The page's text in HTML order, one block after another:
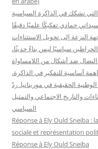
تشكك في الذاكرة السياسية
حمادي تفكيكًا علميًا دقيقًا
النزعة إلى تحويل الاستثناءات
سياسيًا ليس بناءً حديثًا،
ضد أشكال من اللامساواة
أساسية للتفكير في الذاكرة،
الحقيقية في موريتانيا. ردّ
والتاريخ الاجتماعي والتمثيل
السياسي
Réponse à Ely Ould Sneiba
sociale et représentation
Réponse à Ely Ould Sneiba